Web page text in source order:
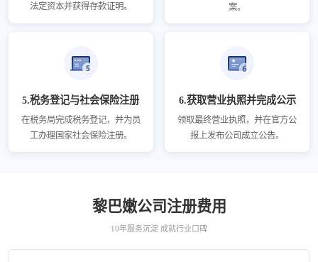
法定资本并获得存款证明。
案。
5.税务登记与社会保险注册
在税务局完成税务登记，并为员
工办理国家社会保险注册。
6.获取营业执照并完成公示
领取最终营业执照，并在官方公
报上发布公司成立公告。
黎巴嫩公司注册费用
10年服务沉淀 成就行业口碑